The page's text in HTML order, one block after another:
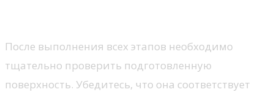
После выполнения всех этапов необходимо
тщательно проверить подготовленную
поверхность. Убедитесь, что она соответствует